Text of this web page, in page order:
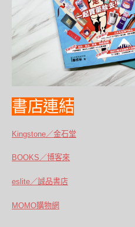
書店連結
Kingstone／金石堂
BOOKS／博客來
eslite／誠品書店
MOMO購物網